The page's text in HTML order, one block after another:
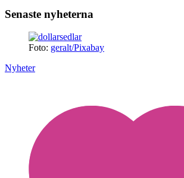
Senaste nyheterna
Foto: geralt/Pixabay
Nyheter